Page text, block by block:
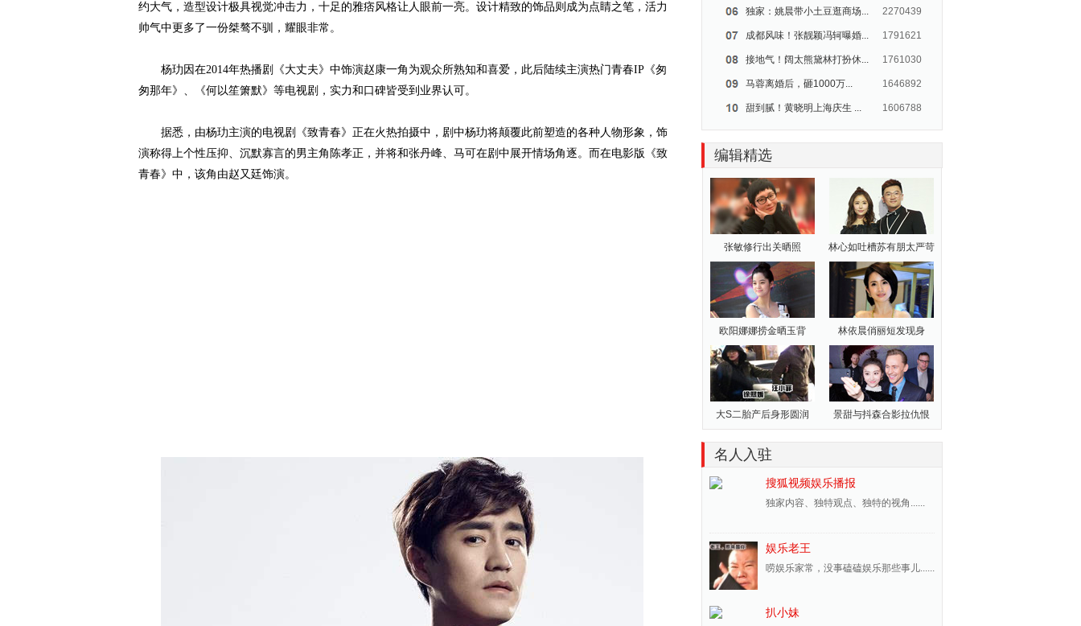
约大气，造型设计极具视觉冲击力，十足的雅痞风格让人眼前一亮。设计精致的饰品则成为点睛之笔，活力
帅气中更多了一份桀骜不驯，耀眼非常。
杨玏因在2014年热播剧《大丈夫》中饰演赵康一角为观众所熟知和喜爱，此后陆续主演热门青春IP《匆
匆那年》、《何以笙箫默》等电视剧，实力和口碑皆受到业界认可。
据悉，由杨玏主演的电视剧《致青春》正在火热拍摄中，剧中杨玏将颠覆此前塑造的各种人物形象，饰
演称得上个性压抑、沉默寡言的男主角陈孝正，并将和张丹峰、马可在剧中展开情场角逐。而在电影版《致
青春》中，该角由赵又廷饰演。
独家：姚晨带小土豆逛商场... 2270439
成都风味！张靓颖冯轲曝婚... 1791621
接地气！阔太熊黛林打扮休... 1761030
马蓉离婚后，砸1000万... 1646892
甜到腻！黄晓明上海庆生 ... 1606788
吴亦凡上海庆生低胸装抢镜... 1513062
吴昕换了短发造型 俏皮可...
独家：郑爽陈学冬重返18... 1454976
《青春期》曾让她火遍全国... 1377864
林志颖双胞胎儿子满11个... 1336176
独家：舒淇婚后赶场忙 小... 1129059
编辑精选
张敏修行出关晒照 林心如吐槽苏有朋太严苛
欧阳娜娜捞金晒玉背 林依晨俏丽短发现身
大S二胎产后身形圆润 景甜与抖森合影拉仇恨
名人入驻
搜狐视频娱乐播报
独家内容、独特观点、独特的视角......
娱乐老王
唠娱乐家常，没事磕磕娱乐那些事儿......
扒小妹